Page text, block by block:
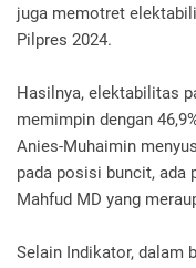
juga memotret
Pilpres 2024.
Hasilnya, elektabilitas
memimpin dengan
Anies-Muhaimin
pada posisi buncit, ada
Mahfud MD yang
Selain Indikator, dalam